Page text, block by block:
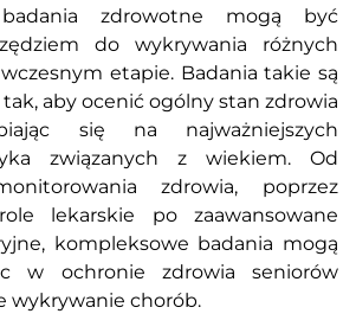
badania zdrowotne mogą być
do wykrywania różnych
etapie. Badania takie są
aby ocenić ogólny stan zdrowia
się na najważniejszych
związanych z wiekiem. Od
zdrowia, poprzez
lekarskie po zaawansowane
kompleksowe badania mogą
w ochronie zdrowia seniorów
wykrywanie chorób.